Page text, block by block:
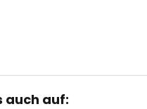
auch auf: